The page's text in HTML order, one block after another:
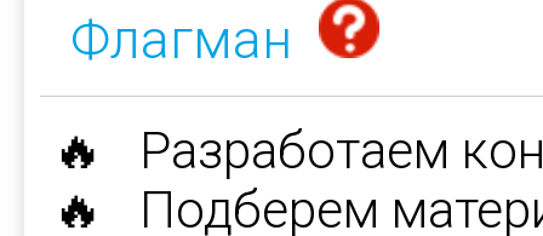
Флагман
🔥 Разработаем
🔥 Подберем